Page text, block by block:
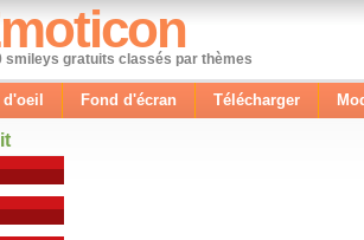
smileys gratuits classés par thèmes
Fond d'écran Télécharger